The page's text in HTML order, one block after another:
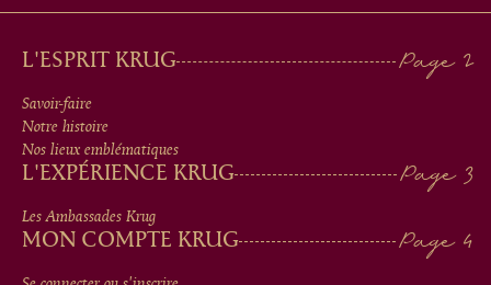
MAIN
MEN
IN
FOOTER
L'ESPRIT KRUG
Savoir-faire
Notre histoire
Nos lieux emblématiques
L'EXPÉRIENCE KRUG
Les Ambassades Krug
MON COMPTE KRUG